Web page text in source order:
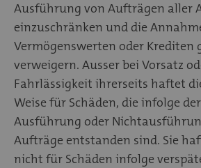
Ausführung von Aufträgen aller
einzuschränken und die
Vermögenswerten oder Krediten
verweigern. Ausser bei Vorsatz
Fahrlässigkeit ihrerseits haftet
Weise für Schäden, die infolge
Ausführung oder
Aufträge entstanden sind. Sie
nicht für Schäden infolge